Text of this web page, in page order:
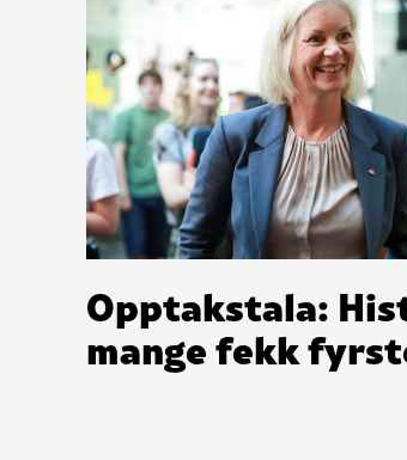
Opptakstala:
mange fekk